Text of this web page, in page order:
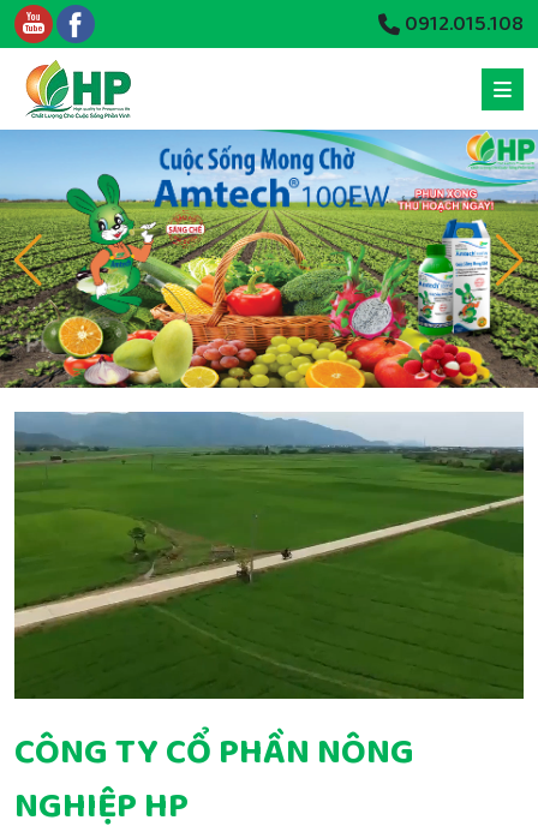
0912.015.108
CÔNG TY CỔ PHẦN NÔNG
NGHIỆP HP